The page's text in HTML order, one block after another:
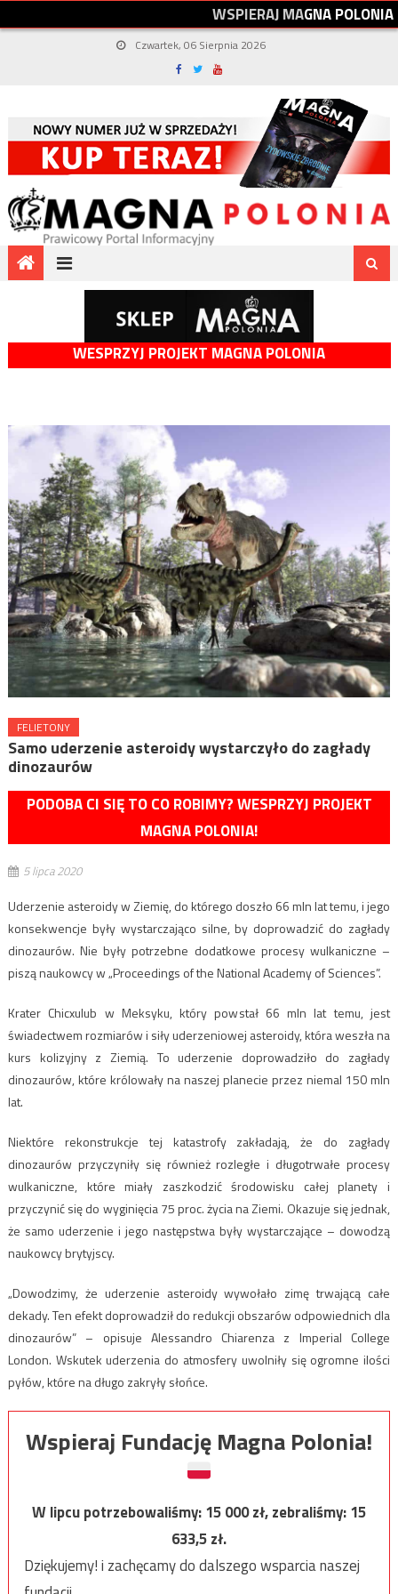
WSPIERAJMAGNAPOLONIA
Czwartek, 06 Sierpnia 2026
WESPRZYJ PROJEKT MAGNA POLONIA
FELIETONY
Samo uderzenie asteroidy wystarczyło do zagłady
dinozaurów
PODOBA CI SIĘ TO CO ROBIMY? WESPRZYJ PROJEKT
MAGNA POLONIA!
5 lipca 2020
Uderzenie asteroidy w Ziemię, do którego doszło 66 mln lat temu, i jego
konsekwencje były wystarczająco silne, by doprowadzić do zagłady
dinozaurów. Nie były potrzebne dodatkowe procesy wulkaniczne –
piszą naukowcy w „Proceedings of the National Academy of Sciences”.
Krater Chicxulub w Meksyku, który powstał 66 mln lat temu, jest
świadectwem rozmiarów i siły uderzeniowej asteroidy, która weszła na
kurs kolizyjny z Ziemią. To uderzenie doprowadziło do zagłady
dinozaurów, które królowały na naszej planecie przez niemal 150 mln
lat.
Niektóre rekonstrukcje tej katastrofy zakładają, że do zagłady
dinozaurów przyczyniły się również rozległe i długotrwałe procesy
wulkaniczne, które miały zaszkodzić środowisku całej planety i
przyczynić się do wyginięcia 75 proc. życia na Ziemi. Okazuje się jednak,
że samo uderzenie i jego następstwa były wystarczające – dowodzą
naukowcy brytyjscy.
„Dowodzimy, że uderzenie asteroidy wywołało zimę trwającą całe
dekady. Ten efekt doprowadził do redukcji obszarów odpowiednich dla
dinozaurów” – opisuje Alessandro Chiarenza z Imperial College
London. Wskutek uderzenia do atmosfery uwolniły się ogromne ilości
pyłów, które na długo zakryły słońce.
Wspieraj Fundację Magna Polonia!
W lipcu potrzebowaliśmy:15 000zł, zebraliśmy:15
633,5zł.
Dziękujemy! i zachęcamy do dalszego wsparcia naszej